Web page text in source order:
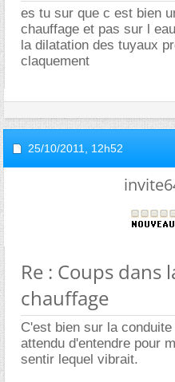
es tu sur que c est bien
chauffage et pas sur l
la dilatation des tuyaux
claquement
25/10/2011, 12h52
Re : Coups dans
chauffage
C'est bien sur la
attendu d'entendre pour
sentir lequel vibrait.